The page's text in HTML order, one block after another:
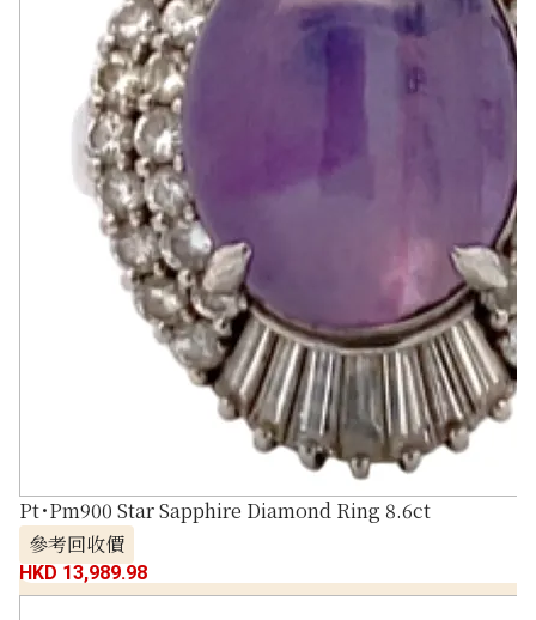
Pt･Pm900 Star Sapphire Diamond Ring 8.6ct
參考回收價
HKD 13,989.98